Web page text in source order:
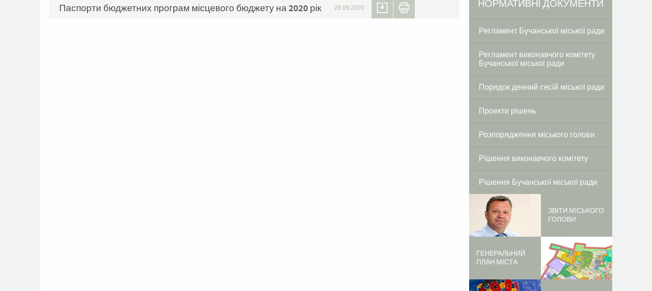
Паспорти бюджетних програм місцевого бюджету на 2020 рік 29.09.2020 Facebook
Twitter
НОРМАТИВНІ ДОКУМЕНТИ
Регламент Бучанської міської ради
Регламент виконавчого комітету
Бучанської міської ради
Порядок денний сесій міської ради
Проекти рішень
Розпорядження міського голови
Рішення виконавчого комітету
Рішення Бучанської міської ради
ЗВІТИ МІСЬКОГО
ГОЛОВИ
ГЕНЕРАЛЬНИЙ
ПЛАН МІСТА